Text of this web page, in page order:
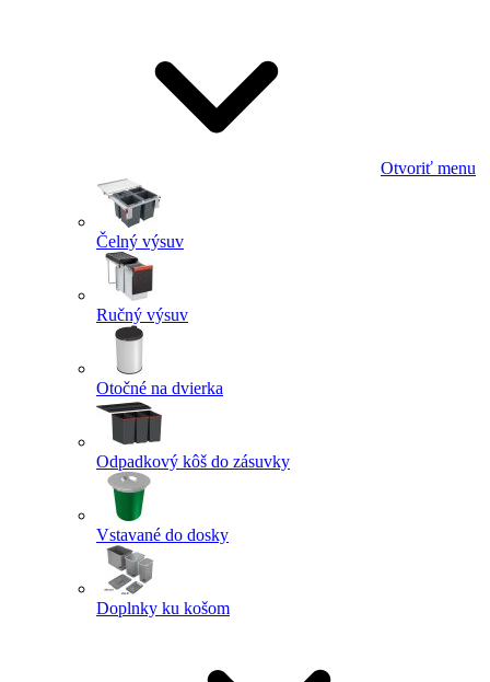
Otvoriť menu
Čelný výsuv
Ručný výsuv
Otočné na dvierka
Odpadkový kôš do zásuvky
Vstavané do dosky
Doplnky ku košom